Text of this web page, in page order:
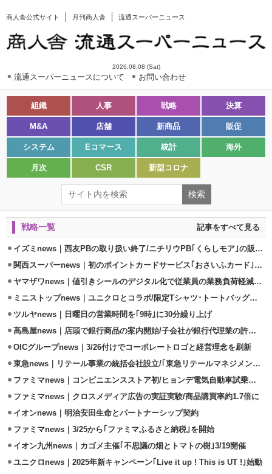
商人舎公式サイト 月刊商人舎 流通スーパーニュース
2026.08.08 (Sat)
流通スーパーニュースについて お問い合わせ
組織 人事 戦略 決算
M&A 店舗 新商品 販促
システム Eコマース 統計 海外
月次 CSR 新型コロナ
戦略一覧 記事をすべて見る
イズミnews｜西友PBの取り扱い終了/ニチリウPB｢くらしモア｣の販売開始
関西スーパーnews｜初のポイントカードサービス｢おさいふカード｣4/16導入
ヤマザワnews｜値引きシールのデジタル化で従業員の業務負荷軽減を検証
ミニストップnews｜ユニクロとコラボ/限定Tシャツ･トートバッグ販売
ツルヤnews｜日曜日の営業時間を｢9時｣に30分繰り上げ
高島屋news｜店頭で銀行商品の案内開始/子会社が銀行代理業の許可取得
OICグループnews｜3/26付けでコーポレートロゴと経営理念を刷新
東急news｜リテール事業の統括会社設立/｢東急リテールマネジメント｣
ファミマnews｜コンビニエンスストア初/ヒョンデ電気自動車試乗会開催
ファミマnews｜クロスメディア広告の実証実験/商品購買率約1.7倍に
イオンnews｜明治安田生命とパートナーシップ契約
ファミマnews｜3/25から｢ファミマふるさと納税｣を開始
イオン九州news｜カゴメ主催｢不思議の畑とトマトの樹｣3/19開催
ユニクロnews｜2025年新キャンペーン｢Live it up ! This is UT !｣始動